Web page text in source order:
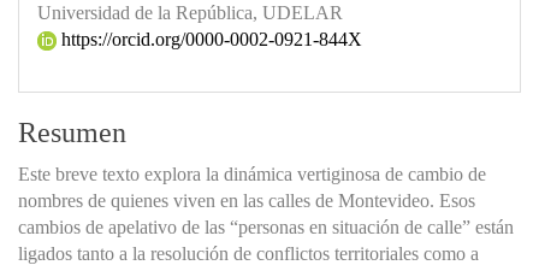
Universidad de la República, UDELAR
https://orcid.org/0000-0002-0921-844X
Resumen
Este breve texto explora la dinámica vertiginosa de cambio de
nombres de quienes viven en las calles de Montevideo. Esos
cambios de apelativo de las “personas en situación de calle” están
ligados tanto a la resolución de conflictos territoriales como a